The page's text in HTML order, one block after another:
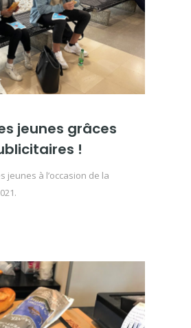
jeunes grâces
!
jeunes à l’occasion de la